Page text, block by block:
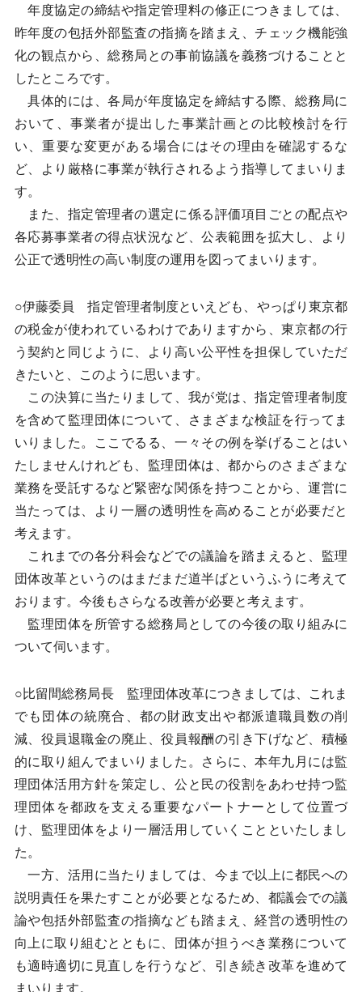
年度協定の締結や指定管理料の修正につきましては、
昨年度の包括外部監査の指摘を踏まえ、チェック機能強
化の観点から、総務局との事前協議を義務づけることと
したところです。
具体的には、各局が年度協定を締結する際、総務局に
おいて、事業者が提出した事業計画との比較検討を行
い、重要な変更がある場合にはその理由を確認するな
ど、より厳格に事業が執行されるよう指導してまいりま
す。
また、指定管理者の選定に係る評価項目ごとの配点や
各応募事業者の得点状況など、公表範囲を拡大し、より
公正で透明性の高い制度の運用を図ってまいります。
○伊藤委員 指定管理者制度といえども、やっぱり東京都
の税金が使われているわけでありますから、東京都の行
う契約と同じように、より高い公平性を担保していただ
きたいと、このように思います。
この決算に当たりまして、我が党は、指定管理者制度
を含めて監理団体について、さまざまな検証を行ってま
いりました。ここでるる、一々その例を挙げることはい
たしませんけれども、監理団体は、都からのさまざまな
業務を受託するなど緊密な関係を持つことから、運営に
当たっては、より一層の透明性を高めることが必要だと
考えます。
これまでの各分科会などでの議論を踏まえると、監理
団体改革というのはまだまだ道半ばというふうに考えて
おります。今後もさらなる改善が必要と考えます。
監理団体を所管する総務局としての今後の取り組みに
ついて伺います。
○比留間総務局長 監理団体改革につきましては、これま
でも団体の統廃合、都の財政支出や都派遣職員数の削
減、役員退職金の廃止、役員報酬の引き下げなど、積極
的に取り組んでまいりました。さらに、本年九月には監
理団体活用方針を策定し、公と民の役割をあわせ持つ監
理団体を都政を支える重要なパートナーとして位置づ
け、監理団体をより一層活用していくことといたしまし
た。
一方、活用に当たりましては、今まで以上に都民への
説明責任を果たすことが必要となるため、都議会での議
論や包括外部監査の指摘なども踏まえ、経営の透明性の
向上に取り組むとともに、団体が担うべき業務について
も適時適切に見直しを行うなど、引き続き改革を進めて
まいります。